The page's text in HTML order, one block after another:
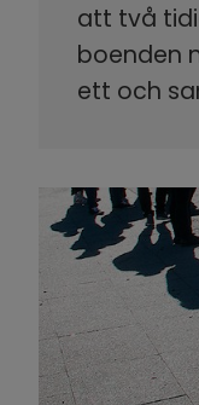
att två
boenden
ett och